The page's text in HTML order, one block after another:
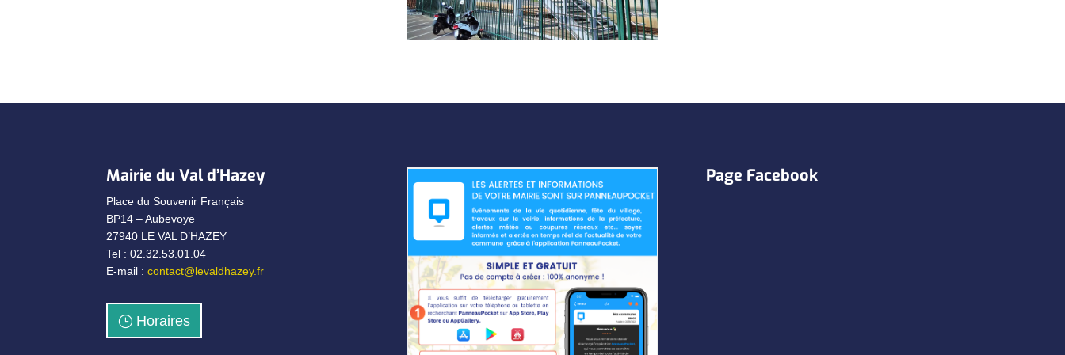
Mairie du Val d’Hazey
Place du Souvenir Français
BP14 – Aubevoye
27940 LE VAL D’HAZEY
Tel : 02.32.53.01.04
E-mail :contact@levaldhazey.fr
Horaires
Page Facebook